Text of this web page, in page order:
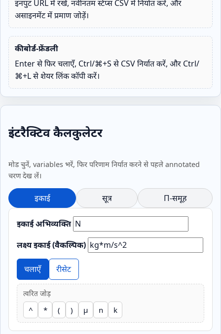
इनपुट URL में रखें, नवीनतम स्टेप्स CSV में निर्यात करें, और
असाइनमेंट में प्रमाण जोड़ें।
कीबोर्ड‑फ्रेंडली
Enter से फिर चलाएँ, Ctrl/⌘+S से CSV निर्यात करें, और Ctrl/
⌘+L से शेयर लिंक कॉपी करें।
इंटरैक्टिव कैलकुलेटर
मोड चुनें, variables भरें, फिर परिणाम निर्यात करने से पहले annotated
चरण देख लें।
इकाई सूत्र Π‑समूह
इकाई अभिव्यक्ति
लक्ष्य इकाई (वैकल्पिक)
चलाएँ रीसेट
त्वरित जोड़
^ * ( ) μ n k